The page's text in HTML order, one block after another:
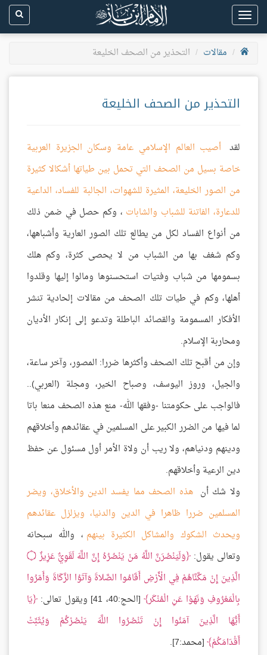
Toggle
navigation
مقالات
التحذير من الصحف الخليعة
التحذير من الصحف الخليعة
لقد أصيب العالم الإسلامي عامة وسكان الجزيرة العربية
خاصة بسيل من الصحف التي تحمل بين طياتها أشكالا كثيرة
من الصور الخليعة، المثيرة للشهوات، الجالبة للفساد، الداعية
للدعارة، الفاتنة للشباب والشابات ، وكم حصل في ضمن ذلك
من أنواع الفساد لكل من يطالع تلك الصور العارية وأشباهها،
وكم شغف بها من الشباب من لا يحصى كثرة، وكم هلك
بسمومها من شباب وفتيات استحسنوها ومالوا إليها وقلدوا
أهلها، وكم في طيات تلك الصحف من مقالات إلحادية تنشر
الأفكار المسمومة والقصائد الباطلة وتدعو إلى إنكار الأديان
ومحاربة الإسلام.
وإن من أقبح تلك الصحف وأكثرها ضررا: المصور، وآخر ساعة،
والجيل، وروز اليوسف، وصباح الخير، ومجلة (العربي)..
فالواجب على حكومتنا -وفقها الله- منع هذه الصحف منعا باتا
لما فيها من الضرر الكبير على المسلمين في عقائدهم وأخلاقهم
ودينهم ودنياهم، ولا ريب أن ولاة الأمر أول مسئول عن حفظ
دين الرعية وأخلاقهم.
ولا شك أن هذه الصحف مما يفسد الدين والأخلاق، ويضر
المسلمين ضررا ظاهرا في الدين والدنيا، ويزلزل عقائدهم
ويحدث الشكوك والمشاكل الكثيرة بينهم ، والله سبحانه
وتعالى يقول: وَلَيَنْصُرَنَّ اللَّهُ مَنْ يَنْصُرُهُ إِنَّ اللَّهَ لَقَوِيٌّ عَزِيزٌ۝
الَّذِينَ إِنْ مَكَّنَّاهُمْ فِي الْأَرْضِ أَقَامُوا الصَّلاةَ وَآتَوُا الزَّكَاةَ وَأَمَرُوا
بِالْمَعْرُوفِ وَنَهَوْا عَنِ الْمُنْكَر [الحج:40، 41] ويقول تعالى:
يَا
أَيُّهَا الَّذِينَ آمَنُوا إِنْ تَنْصُرُوا اللَّهَ يَنْصُرْكُمْ وَيُثَبِّتْ
أَقْدَامَكُمْ [محمد:7].